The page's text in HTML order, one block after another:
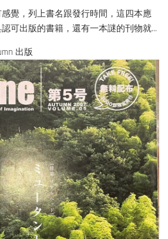
覺，列上書名跟發行時間，這四本應
可出版的書籍，還有一本謎的刊物就...
出版